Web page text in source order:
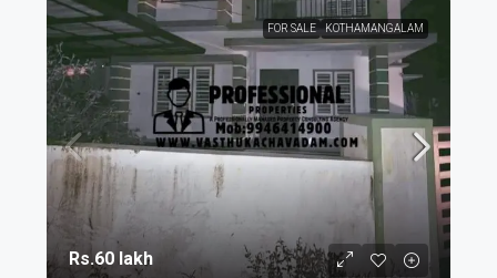
FOR SALE KOTHAMANGALAM
Rs.60 lakh